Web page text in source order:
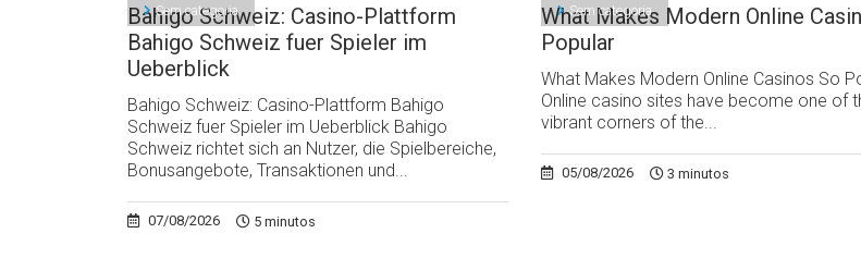
Sem categoria
Bahigo Schweiz: Casino-Plattform
Bahigo Schweiz fuer Spieler im
Ueberblick
Bahigo Schweiz: Casino-Plattform Bahigo
Schweiz fuer Spieler im Ueberblick Bahigo
Schweiz richtet sich an Nutzer, die Spielbereiche,
Bonusangebote, Transaktionen und...
07/08/2026 5 minutos
Sem categoria
What Makes Modern Online
Popular
What Makes Modern Online Casinos So
Online casino sites have become one of
vibrant corners of the...
05/08/2026 3 minutos